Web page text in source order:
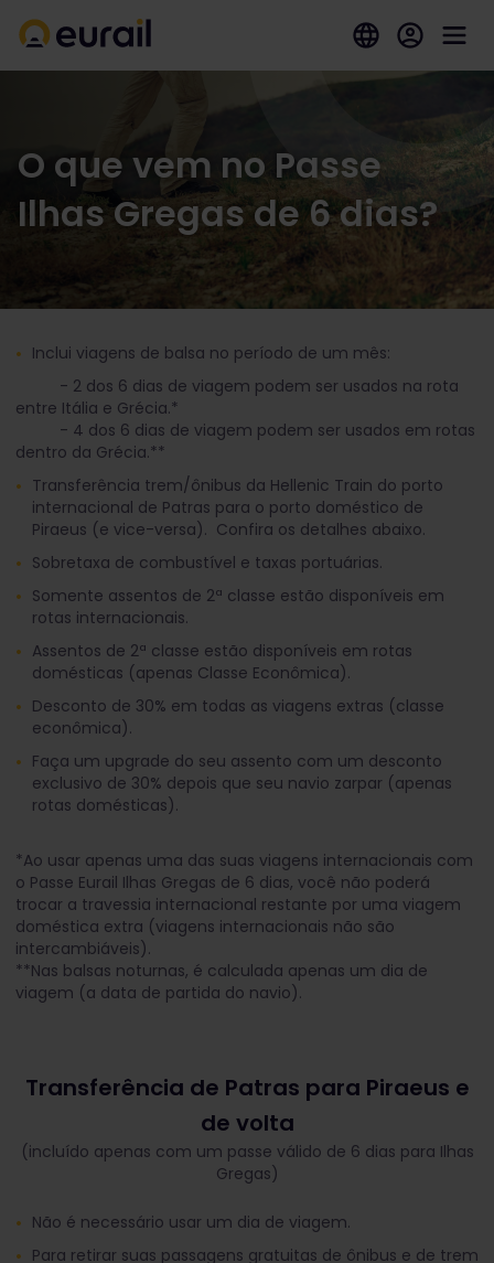
O que vem no Passe
Ilhas Gregas de 6 dias?
Inclui viagens de balsa no período de um mês:
- 2 dos 6 dias de viagem podem ser usados na rota
entre Itália e Grécia.*
- 4 dos 6 dias de viagem podem ser usados em rotas
dentro da Grécia.**
Transferência trem/ônibus da Hellenic Train do porto
internacional de Patras para o porto doméstico de
Piraeus (e vice-versa). Confira os detalhes abaixo.
Sobretaxa de combustível e taxas portuárias.
Somente assentos de 2ª classe estão disponíveis em
rotas internacionais.
Assentos de 2ª classe estão disponíveis em rotas
domésticas (apenas Classe Econômica).
Desconto de 30% em todas as viagens extras (classe
econômica).
Faça um upgrade do seu assento com um desconto
exclusivo de 30% depois que seu navio zarpar (apenas
rotas domésticas).
*Ao usar apenas uma das suas viagens internacionais com
o Passe Eurail Ilhas Gregas de 6 dias, você não poderá
trocar a travessia internacional restante por uma viagem
doméstica extra (viagens internacionais não são
intercambiáveis).
**Nas balsas noturnas, é calculada apenas um dia de
viagem (a data de partida do navio).
Transferência de Patras para Piraeus e
de volta
(incluído apenas com um passe válido de 6 dias para Ilhas
Gregas)
Não é necessário usar um dia de viagem.
Para retirar suas passagens gratuitas de ônibus e de trem